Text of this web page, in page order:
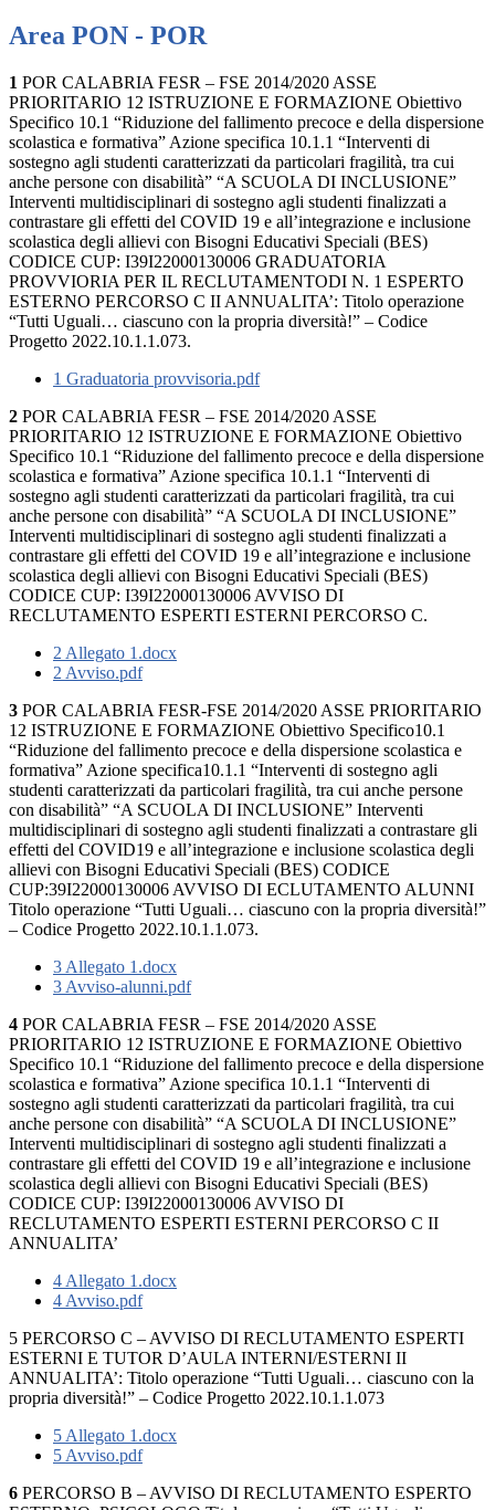
Area PON - POR
1 POR CALABRIA FESR – FSE 2014/2020 ASSE
PRIORITARIO 12 ISTRUZIONE E FORMAZIONE Obiettivo
Specifico 10.1 “Riduzione del fallimento precoce e della dispersione
scolastica e formativa” Azione specifica 10.1.1 “Interventi di
sostegno agli studenti caratterizzati da particolari fragilità, tra cui
anche persone con disabilità” “A SCUOLA DI INCLUSIONE”
Interventi multidisciplinari di sostegno agli studenti finalizzati a
contrastare gli effetti del COVID 19 e all’integrazione e inclusione
scolastica degli allievi con Bisogni Educativi Speciali (BES)
CODICE CUP: I39I22000130006 GRADUATORIA
PROVVIORIA PER IL RECLUTAMENTODI N. 1 ESPERTO
ESTERNO PERCORSO C II ANNUALITA’: Titolo operazione
“Tutti Uguali… ciascuno con la propria diversità!” – Codice
Progetto 2022.10.1.1.073.
1 Graduatoria provvisoria.pdf
2 POR CALABRIA FESR – FSE 2014/2020 ASSE
PRIORITARIO 12 ISTRUZIONE E FORMAZIONE Obiettivo
Specifico 10.1 “Riduzione del fallimento precoce e della dispersione
scolastica e formativa” Azione specifica 10.1.1 “Interventi di
sostegno agli studenti caratterizzati da particolari fragilità, tra cui
anche persone con disabilità” “A SCUOLA DI INCLUSIONE”
Interventi multidisciplinari di sostegno agli studenti finalizzati a
contrastare gli effetti del COVID 19 e all’integrazione e inclusione
scolastica degli allievi con Bisogni Educativi Speciali (BES)
CODICE CUP: I39I22000130006 AVVISO DI
RECLUTAMENTO ESPERTI ESTERNI PERCORSO C.
2 Allegato 1.docx
2 Avviso.pdf
3 POR CALABRIA FESR-FSE 2014/2020 ASSE PRIORITARIO
12 ISTRUZIONE E FORMAZIONE Obiettivo Specifico10.1
“Riduzione del fallimento precoce e della dispersione scolastica e
formativa” Azione specifica10.1.1 “Interventi di sostegno agli
studenti caratterizzati da particolari fragilità, tra cui anche persone
con disabilità” “A SCUOLA DI INCLUSIONE” Interventi
multidisciplinari di sostegno agli studenti finalizzati a contrastare gli
effetti del COVID19 e all’integrazione e inclusione scolastica degli
allievi con Bisogni Educativi Speciali (BES) CODICE
CUP:39I22000130006 AVVISO DI ECLUTAMENTO ALUNNI
Titolo operazione “Tutti Uguali… ciascuno con la propria diversità!”
– Codice Progetto 2022.10.1.1.073.
3 Allegato 1.docx
3 Avviso-alunni.pdf
4 POR CALABRIA FESR – FSE 2014/2020 ASSE
PRIORITARIO 12 ISTRUZIONE E FORMAZIONE Obiettivo
Specifico 10.1 “Riduzione del fallimento precoce e della dispersione
scolastica e formativa” Azione specifica 10.1.1 “Interventi di
sostegno agli studenti caratterizzati da particolari fragilità, tra cui
anche persone con disabilità” “A SCUOLA DI INCLUSIONE”
Interventi multidisciplinari di sostegno agli studenti finalizzati a
contrastare gli effetti del COVID 19 e all’integrazione e inclusione
scolastica degli allievi con Bisogni Educativi Speciali (BES)
CODICE CUP: I39I22000130006 AVVISO DI
RECLUTAMENTO ESPERTI ESTERNI PERCORSO C II
ANNUALITA’
4 Allegato 1.docx
4 Avviso.pdf
5 PERCORSO C – AVVISO DI RECLUTAMENTO ESPERTI
ESTERNI E TUTOR D’AULA INTERNI/ESTERNI II
ANNUALITA’: Titolo operazione “Tutti Uguali… ciascuno con la
propria diversità!” – Codice Progetto 2022.10.1.1.073
5 Allegato 1.docx
5 Avviso.pdf
6 PERCORSO B – AVVISO DI RECLUTAMENTO ESPERTO